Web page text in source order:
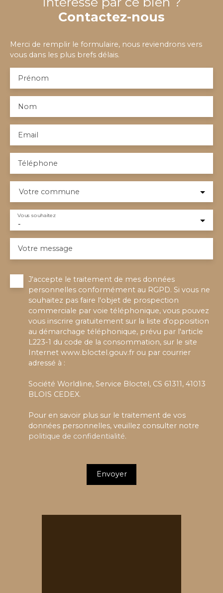
Contactez-nous
Merci de remplir le formulaire, nous reviendrons vers
vous dans les plus brefs délais.
Prénom
Nom
Email
Téléphone
Votre commune
-
Vous souhaitez
Votre message
J'accepte le traitement de mes données
personnelles conformément au RGPD. Si vous ne
souhaitez pas faire l'objet de prospection
commerciale par voie téléphonique, vous pouvez
vous inscrire gratuitement sur la liste d'opposition
au démarchage téléphonique, prévu par l'article
L223-1 du code de la consommation, sur le site
Internet www.bloctel.gouv.fr ou par courrier
adressé à :
Société Worldline, Service Bloctel, CS 61311, 41013
BLOIS CEDEX.
Pour en savoir plus sur le traitement de vos
données personnelles, veuillez consulter notre
politique de confidentialité.
Envoyer